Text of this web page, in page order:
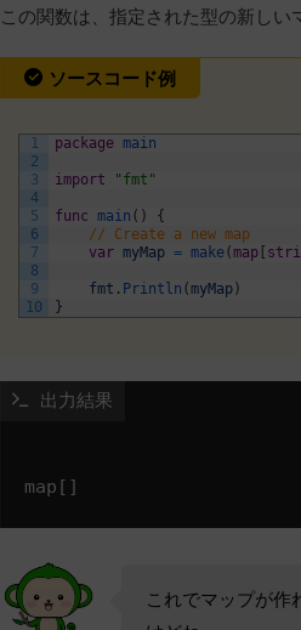
この関数は、指定された型の新しい
ソースコード例
1
2
3
4
5
6
7
8
9
10
package main
import "fmt"
func main ( )
{
// Create a new map
var myMap = make(map
fmt . Println (myMap )
}
出力結果
これでマップが作